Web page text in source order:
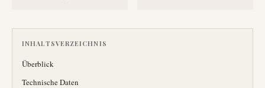
INHALTSVERZEICHNIS
Überblick
Technische Daten